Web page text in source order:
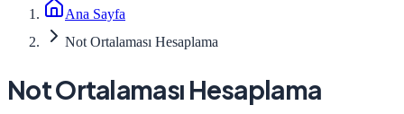
Ana Sayfa
Not Ortalaması Hesaplama
Not Ortalaması Hesaplama